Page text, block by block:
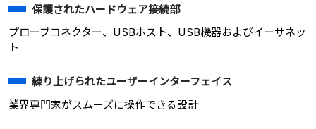
保護されたハードウェア接続部
プローブコネクター、USBホスト、USB機器およびイーサネッ
ト
練り上げられたユーザーインターフェイス
業界専門家がスムーズに操作できる設計